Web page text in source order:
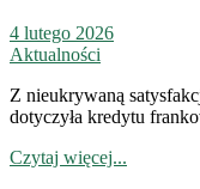
4 lutego 2026
Aktualności
Z nieukrywaną
dotyczyła kredytu
Czytaj więcej...